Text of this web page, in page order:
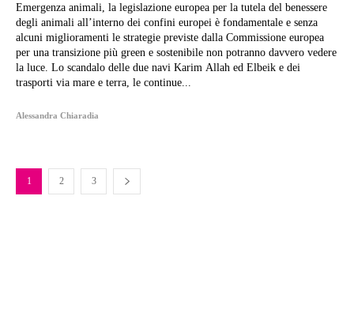
Emergenza animali, la legislazione europea per la tutela del benessere
degli animali all’interno dei confini europei è fondamentale e senza
alcuni miglioramenti le strategie previste dalla Commissione europea
per una transizione più green e sostenibile non potranno davvero vedere
la luce. Lo scandalo delle due navi Karim Allah ed Elbeik e dei
trasporti via mare e terra, le continue...
Alessandra Chiaradia
1 2 3